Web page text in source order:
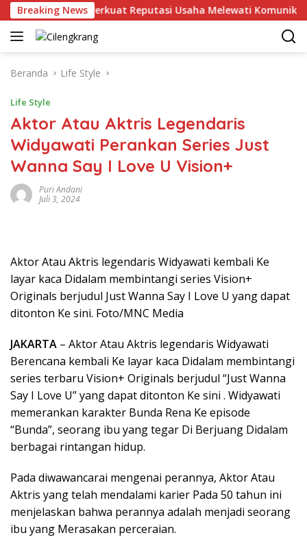
Langsung
ke
konten
Breaking News
MHU Perkuat Reputasi Usaha Melewati Komunikasi
Beranda Life Style
Life Style
Aktor Atau Aktris Legendaris
Widyawati Perankan Series Just
Wanna Say I Love U Vision+
Puri Andani
Juli 3, 2024
Aktor Atau Aktris legendaris Widyawati kembali Ke
layar kaca Didalam membintangi series Vision+
Originals berjudul Just Wanna Say I Love U yang dapat
ditonton Ke sini. Foto/MNC Media
JAKARTA – Aktor Atau Aktris legendaris Widyawati
Berencana kembali Ke layar kaca Didalam membintangi
series terbaru Vision+ Originals berjudul “Just Wanna
Say I Love U” yang dapat ditonton Ke sini . Widyawati
memerankan karakter Bunda Rena Ke episode
“Bunda”, seorang ibu yang tegar Di Berjuang Didalam
berbagai rintangan hidup.
Pada diwawancarai mengenai perannya, Aktor Atau
Aktris yang telah mendalami karier Pada 50 tahun ini
menjelaskan bahwa perannya adalah menjadi seorang
ibu yang Merasakan perceraian.